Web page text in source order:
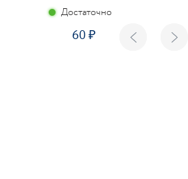
Достаточно
60